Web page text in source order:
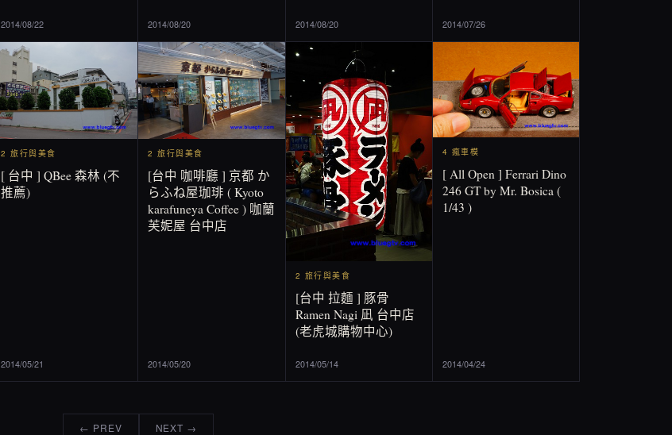
2014/08/22 2014/08/20 2014/08/20 2014/07/26
2 旅行與美食
[ 台中 ] QBee 森林 (不
推薦)
2014/05/21
2 旅行與美食
[台中 咖啡廳 ] 京都 か
らふね屋珈琲 ( Kyoto
karafuneya Coffee ) 咖蘭
芙妮屋 台中店
2014/05/20
2 旅行與美食
[台中 拉麵 ] 豚骨
Ramen Nagi 凪 台中店
(老虎城購物中心)
2014/05/14
4 瘋車模
[ All Open ] Ferrari Dino
246 GT by Mr. Bosica (
1/43 )
2014/04/24
← PREV NEXT →